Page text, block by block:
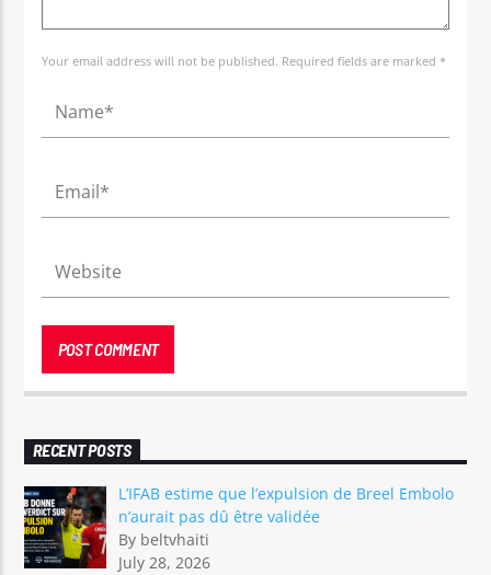
Your email address will not be published. Required fields are marked *
RECENT POSTS
L’IFAB estime que l’expulsion de Breel Embolo
n’aurait pas dû être validée
By beltvhaiti
July 28, 2026